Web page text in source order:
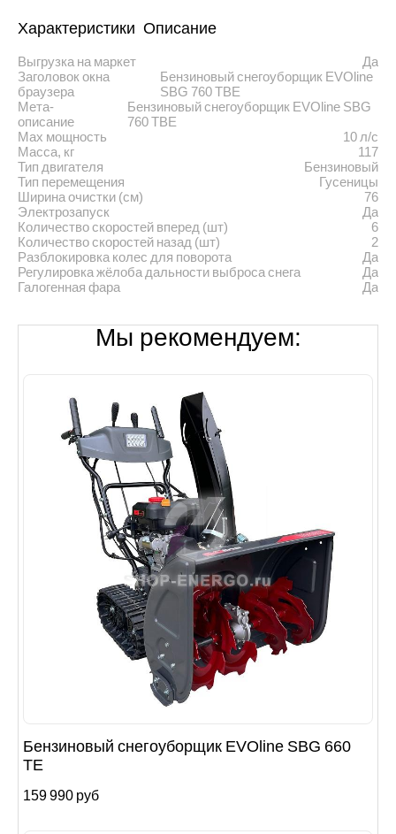
Характеристики Описание
Выгрузка на маркет
Да
Заголовок окна
браузера
Бензиновый снегоуборщик EVOline
SBG 760 TBE
Мета-
описание
Бензиновый снегоуборщик EVOline SBG
760 TBE
Max мощность
10 л/с
Масса, кг
117
Тип двигателя
Бензиновый
Тип перемещения
Гусеницы
Ширина очистки (см)
76
Электрозапуск
Да
Количество скоростей вперед (шт)
6
Количество скоростей назад (шт)
2
Разблокировка колес для поворота
Да
Регулировка жёлоба дальности выброса снега
Да
Галогенная фара
Да
Мы рекомендуем:
Бензиновый снегоуборщик EVOline SBG 660
TE
159 990 руб